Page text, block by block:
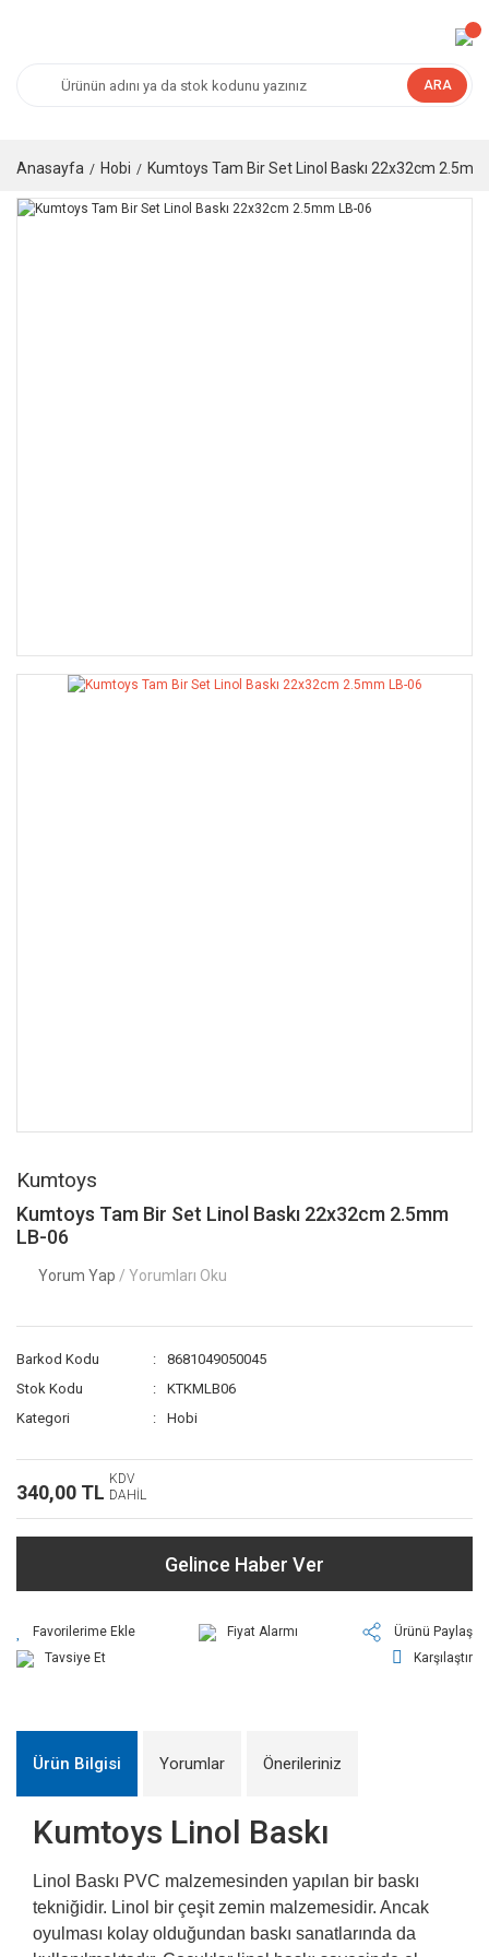
ARA
Anasayfa Hobi Kumtoys Tam Bir Set Linol Baskı 22x32cm
Kumtoys
Kumtoys Tam Bir Set Linol Baskı 22x32cm 2.5mm
LB-06
Yorum Yap / Yorumları Oku
Barkod Kodu
8681049050045
Stok Kodu
KTKMLB06
Kategori
Hobi
340,00 TL
KDV
DAHİL
Gelince Haber Ver
Fiyat Alarmı
Ürünü Paylaş
Tavsiye Et
Karşılaştır
Ürün Bilgisi Yorumlar Önerileriniz
Kumtoys Linol Baskı
Linol Baskı PVC malzemesinden yapılan bir baskı
tekniğidir. Linol bir çeşit zemin malzemesidir. Ancak
oyulması kolay olduğundan baskı sanatlarında da